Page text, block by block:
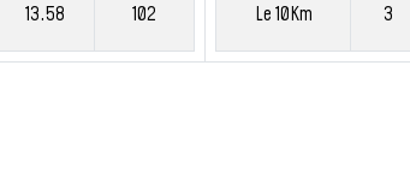
13.58 102 Le 10Km 3